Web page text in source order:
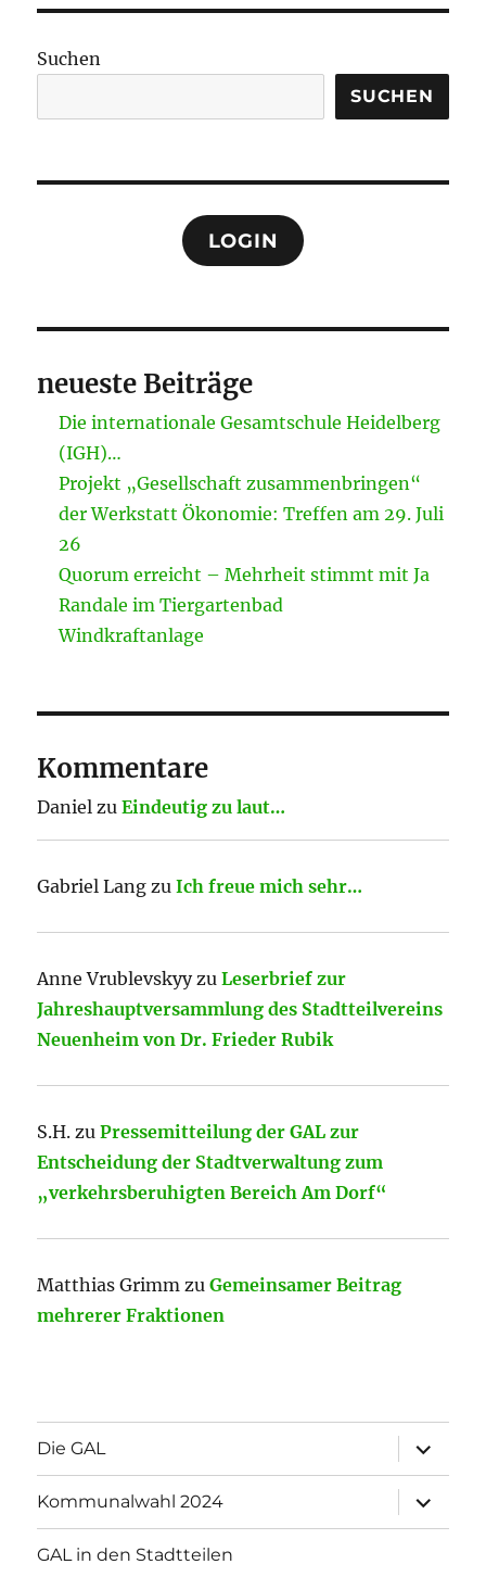
Suchen
SUCHEN
LOGIN
neueste Beiträge
Die internationale Gesamtschule Heidelberg
(IGH)…
Projekt „Gesellschaft zusammenbringen“
der Werkstatt Ökonomie: Treffen am 29. Juli
26
Quorum erreicht – Mehrheit stimmt mit Ja
Randale im Tiergartenbad
Windkraftanlage
Kommentare
Daniel zuEindeutig zu laut…
Gabriel Lang zuIch freue mich sehr…
Anne VrublevskyyzuLeserbrief zur
Jahreshauptversammlung des Stadtteilvereins
Neuenheim von Dr. Frieder Rubik
S.H. zuPressemitteilung der GAL zur
Entscheidung der Stadtverwaltung zum
„verkehrsberuhigten Bereich Am Dorf“
Matthias Grimm zuGemeinsamer Beitrag
mehrerer Fraktionen
Die GAL
öffnen
Kommunalwahl 2024
öffnen
GAL in den Stadtteilen